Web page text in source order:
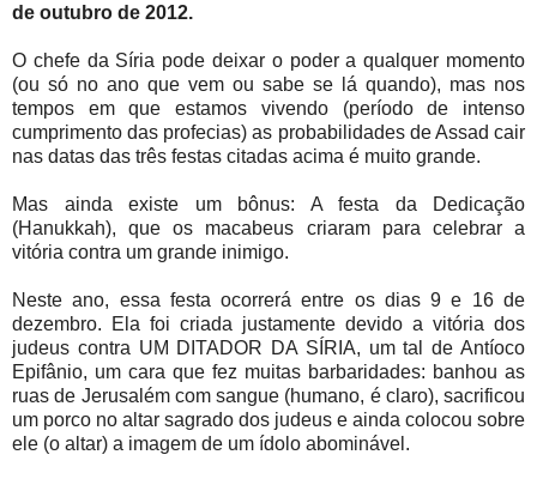
de outubro de 2012.
O chefe da Síria pode deixar o poder a qualquer momento
(ou só no ano que vem ou sabe se lá quando), mas nos
tempos em que estamos vivendo (período de intenso
cumprimento das profecias) as probabilidades de Assad cair
nas datas das três festas citadas acima é muito grande.
Mas ainda existe um bônus: A festa da Dedicação
(Hanukkah), que os macabeus criaram para celebrar a
vitória contra um grande inimigo.
Neste ano, essa festa ocorrerá entre os dias 9 e 16 de
dezembro. Ela foi criada justamente devido a vitória dos
judeus contra UM DITADOR DA SÍRIA, um tal de Antíoco
Epifânio, um cara que fez muitas barbaridades: banhou as
ruas de Jerusalém com sangue (humano, é claro), sacrificou
um porco no altar sagrado dos judeus e ainda colocou sobre
ele (o altar) a imagem de um ídolo abominável.